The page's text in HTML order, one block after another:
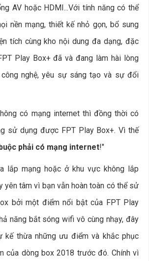
AV hoặc HDMI...Với tính năng có thể
nền mạng, thiết kế nhỏ gọn, bổ sung
tích cùng kho nội dung đa dạng, đặc
Play Box+ đã và đang làm hài lòng
nghệ, yêu sự sáng tạo và sự đổi
có mạng internet thì đồng thời có
sử dụng được FPT Play Box+. Vì thế
phải có mạng internet!"
lắp mạng hoặc ở khu vực không lắp
yên tâm vì bạn vẫn hoàn toàn có thể sử
bởi một điểm nổi bật của FPT Play
năng bắt sóng wifi vô cùng nhạy, đây
kế thừa những ưu điểm và khắc phục
của dòng box 2018 trước đó. Chính vì